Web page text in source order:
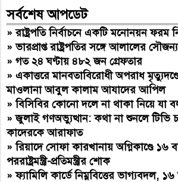
সর্বশেষ আপডেট
»রাষ্ট্রপতি নির্বাচনে একটি মনোনয়ন
»ভারপ্রাপ্ত রাষ্ট্রপতির সঙ্গে আলালের
»গত ২৪ ঘণ্টায় ৪৮২ জন গ্রেফতার
»একাত্তরে মানবতাবিরোধী অপরাধ
মাওলানা আবুল কালাম আযাদের আপিল
»বিসিবির কোনো দলে না থাকা নিয়ে
»জুলাই গণঅভ্যুত্থান: কথা না শুনলে টিভি
কাদেরকে আরাফাত
»রিয়াদে সোফা কারখানায় অগ্নিকাণ্ডে ১৬
পররাষ্ট্রমন্ত্রী-প্রতিমন্ত্রীর শোক
»ফ্যামিলি কার্ডে নিম্নবিত্তের ভাগ্যবদল,